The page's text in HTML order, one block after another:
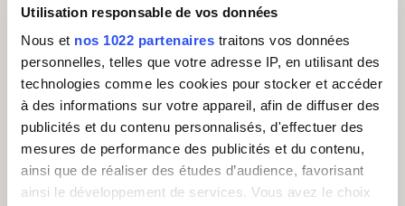
Utilisation responsable de vos données
Nous et nos 1022 partenaires traitons vos données
personnelles, telles que votre adresse IP, en utilisant des
technologies comme les cookies pour stocker et accéder
à des informations sur votre appareil, afin de diffuser des
publicités et du contenu personnalisés, d'effectuer des
mesures de performance des publicités et du contenu,
ainsi que de réaliser des études d’audience, favorisant
ainsi le développement de services. Vous avez le choix
Guide des plans de rémunération des
commerciaux
Comment construire un plan de
rémunération efficace pour vos
commerciaux ? Dans ce guide, vous
découvrirez nos 10 astuces pour améliorer et